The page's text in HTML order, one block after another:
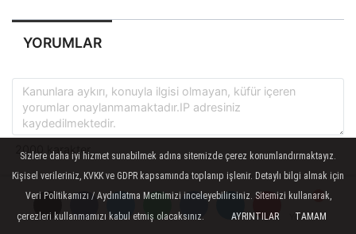
Yorumlar
Yorumlar
Yorumlar
Yorumlar
YORUMLAR
Sizlere daha iyi hizmet sunabilmek adına sitemizde çerez konumlandırmaktayız.
Kişisel verileriniz, KVKK ve GDPR kapsamında toplanıp işlenir. Detaylı bilgi almak için
Veri Politikamızı / Aydınlatma Metnimizi inceleyebilirsiniz. Sitemizi kullanarak,
çerezleri kullanmamızı kabul etmiş olacaksınız.
AYRINTILAR TAMAM